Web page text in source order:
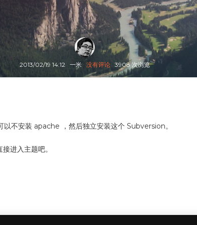
2013/02/19 14:12 一米 没有评论 3908 次浏览
不安装 apache ，然后独立安装这个 Subversion。
进入主题吧。